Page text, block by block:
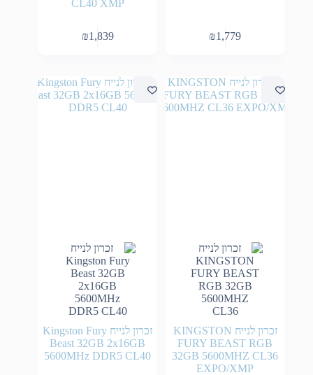
₪1,779
CL40 XMP
₪1,839
זכרון לנייח KINGSTON
FURY BEAST RGB
32GB 5600MHZ CL36
EXPO/XMP
זכרון לנייח Kingston Fury
Beast 32GB 2x16GB
5600MHz DDR5 CL40